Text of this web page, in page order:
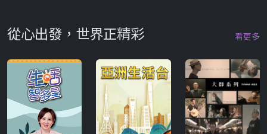
從心出發，世界正精彩 看更多